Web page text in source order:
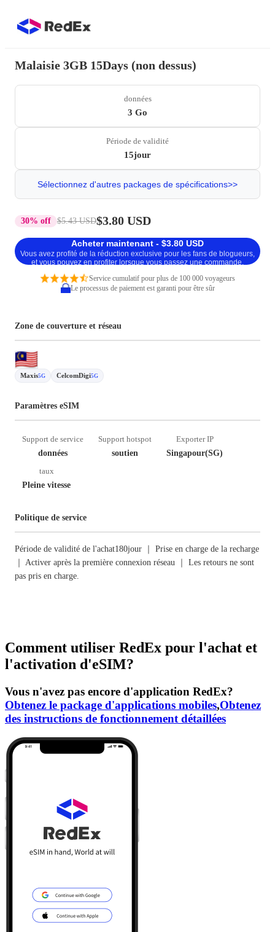
Malaisie 3GB 15Days (non dessus)
données
3 Go
Période de validité
15jour
Sélectionnez d'autres packages de spécifications>>
30% off $5.43 USD$3.80 USD
Acheter maintenant - $3.80 USD
Vous avez profité de la réduction exclusive pour les fans de blogueurs,
et vous pouvez en profiter lorsque vous passez une commande.
Service cumulatif pour plus de 100 000 voyageurs
Le processus de paiement est garanti pour être sûr
Zone de couverture et réseau
Maxis5G CelcomDigi5G
Paramètres eSIM
Support de service
données
Support hotspot
soutien
Exporter IP
Singapour(SG)
taux
Pleine vitesse
Politique de service
Période de validité de l'achat180jour ｜ Prise en charge de la recharge
｜ Activer après la première connexion réseau ｜ Les retours ne sont
pas pris en charge.
Comment utiliser RedEx pour l'achat et
l'activation d'eSIM?
Vous n'avez pas encore d'application RedEx?
Obtenez le package d'applications mobiles,Obtenez
des instructions de fonctionnement détaillées